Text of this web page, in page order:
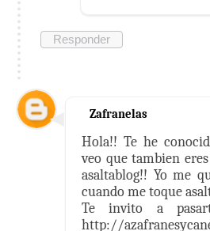
Responder
Zafranelas
Hola!! Te he
veo que tambien
asaltablog!! Yo me
cuando me toque
Te invito a
http://